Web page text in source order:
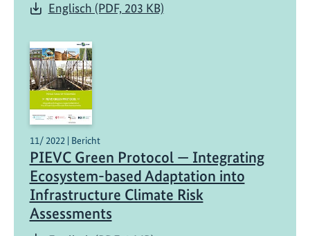
Englisch (PDF, 203 KB)
11/ 2022 | Bericht
PIEVC Green Protocol — Integrating
Ecosystem-based Adaptation into
Infrastructure Climate Risk
Assessments